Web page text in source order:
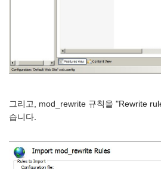
그리고, mod_rewrite 규칙을 "Rewrite
습니다.